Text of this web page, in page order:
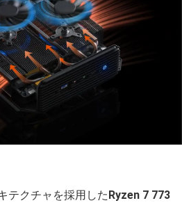
テクチャを採用した Ryzen 7 773